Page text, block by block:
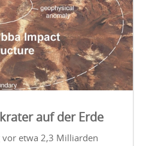
auf der Erde
etwa 2,3 Milliarden